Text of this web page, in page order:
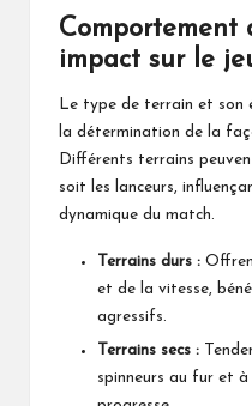
Comportement
impact sur le
Le type de terrain et son
la détermination de la
Différents terrains
soit les lanceurs,
dynamique du match.
Terrains durs :
et de la vitesse,
agressifs.
Terrains secs :
spinneurs au fur et à